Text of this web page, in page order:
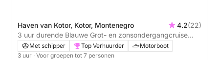
Haven van Kotor, Kotor, Montenegro 4.2(22)
3 uur durende Blauwe Grot- en zonsondergangcruise
vanuit Kotor
Met schipper Top Verhuurder
Motorboot
3 uur · Voor groepen tot 7 personen